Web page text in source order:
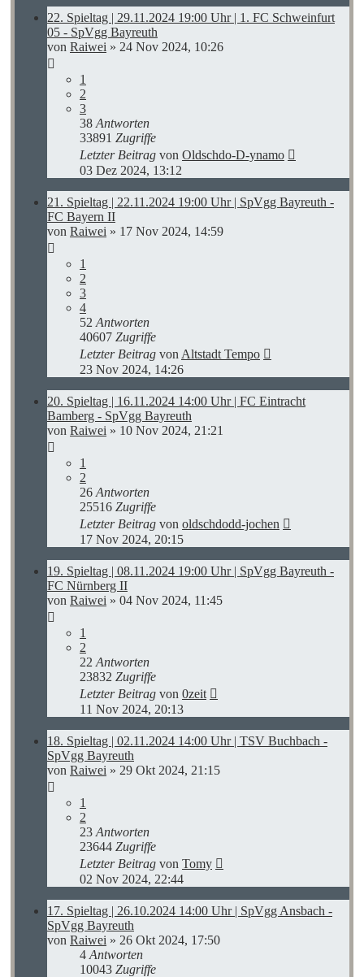
22. Spieltag | 29.11.2024 19:00 Uhr | 1. FC Schweinfurt
05 - SpVgg Bayreuth
von Raiwei » 24 Nov 2024, 10:26
1
2
3
38 Antworten
33891 Zugriffe
Letzter Beitrag von Oldschdo-D-ynamo
03 Dez 2024, 13:12
21. Spieltag | 22.11.2024 19:00 Uhr | SpVgg Bayreuth -
FC Bayern II
von Raiwei » 17 Nov 2024, 14:59
1
2
3
4
52 Antworten
40607 Zugriffe
Letzter Beitrag von Altstadt Tempo
23 Nov 2024, 14:26
20. Spieltag | 16.11.2024 14:00 Uhr | FC Eintracht
Bamberg - SpVgg Bayreuth
von Raiwei » 10 Nov 2024, 21:21
1
2
26 Antworten
25516 Zugriffe
Letzter Beitrag von oldschdodd-jochen
17 Nov 2024, 20:15
19. Spieltag | 08.11.2024 19:00 Uhr | SpVgg Bayreuth -
FC Nürnberg II
von Raiwei » 04 Nov 2024, 11:45
1
2
22 Antworten
23832 Zugriffe
Letzter Beitrag von 0zeit
11 Nov 2024, 20:13
18. Spieltag | 02.11.2024 14:00 Uhr | TSV Buchbach -
SpVgg Bayreuth
von Raiwei » 29 Okt 2024, 21:15
1
2
23 Antworten
23644 Zugriffe
Letzter Beitrag von Tomy
02 Nov 2024, 22:44
17. Spieltag | 26.10.2024 14:00 Uhr | SpVgg Ansbach -
SpVgg Bayreuth
von Raiwei » 26 Okt 2024, 17:50
4 Antworten
10043 Zugriffe